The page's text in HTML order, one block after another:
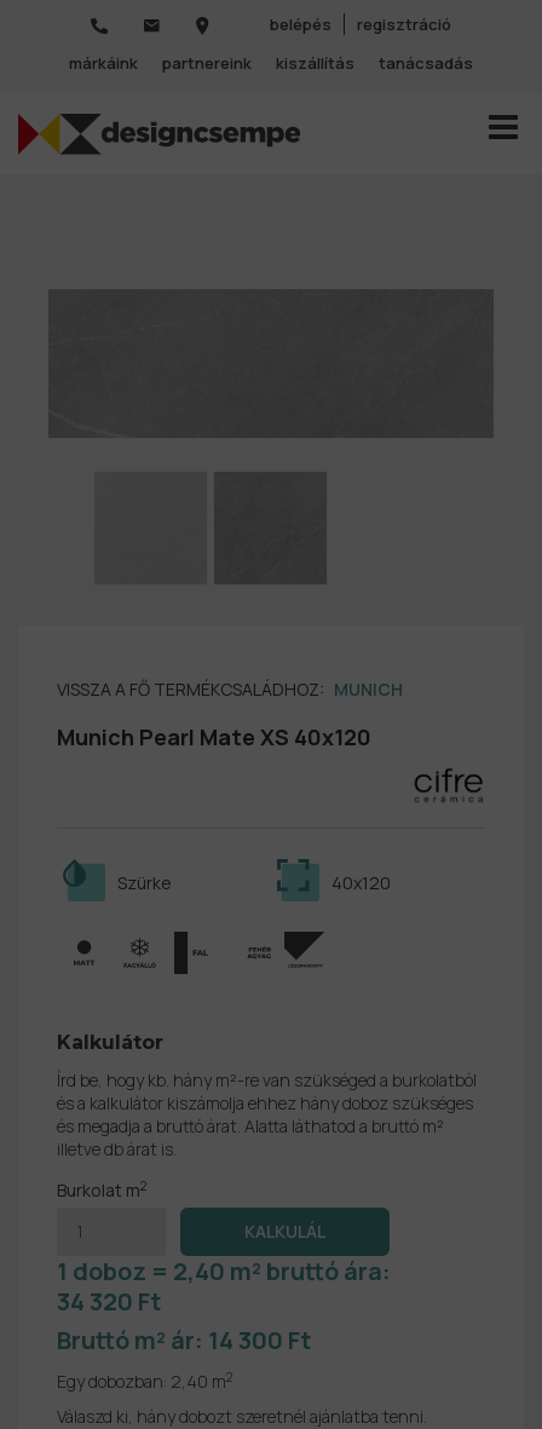
belépés
regisztráció
márkáink
partnereink kiszállítás tanácsadás
VISSZA A FŐ TERMÉKCSALÁDHOZ: MUNICH
Munich Pearl Mate XS 40x120
40x120
Szürke
Kalkulátor
Írd be, hogy kb. hány m²-re van szükséged a burkolatból
és a kalkulátor kiszámolja ehhez hány doboz szükséges
és megadja a bruttó árat. Alatta láthatod a bruttó m²
illetve db árat is.
Burkolat m2
1 doboz = 2,40 m² bruttó ára:
34 320 Ft
Bruttó m² ár: 14 300 Ft
Egy dobozban: 2,40 m2
Válaszd ki, hány dobozt szeretnél ajánlatba tenni.